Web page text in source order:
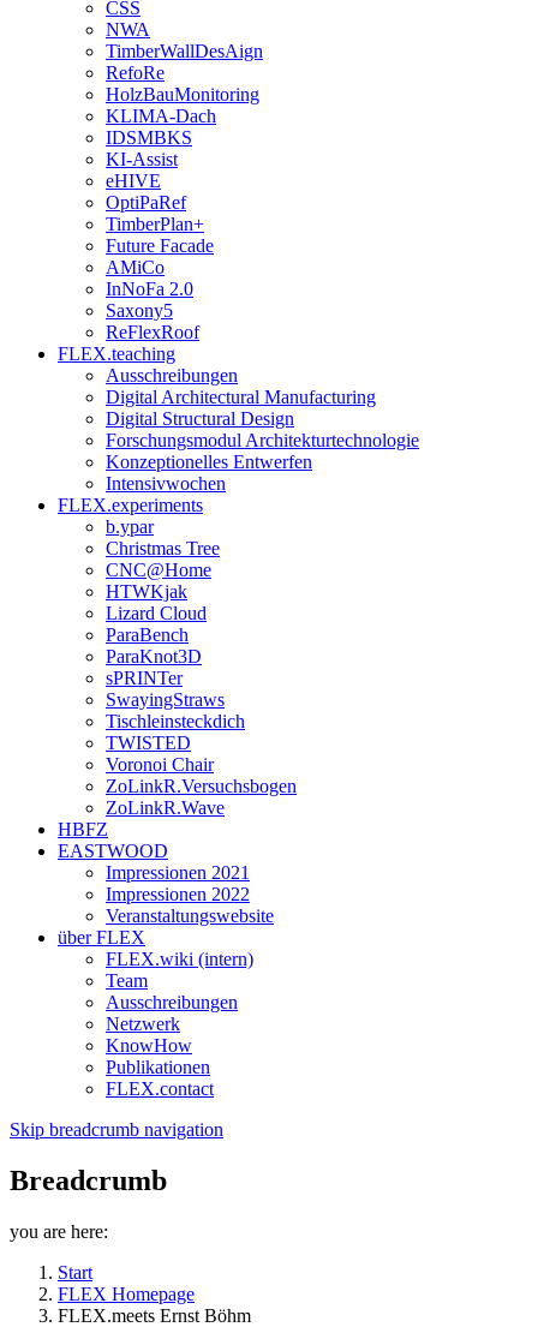
CSS
NWA
TimberWallDesAign
RefoRe
HolzBauMonitoring
KLIMA-Dach
IDSMBKS
KI-Assist
eHIVE
OptiPaRef
TimberPlan+
Future Facade
AMiCo
InNoFa 2.0
Saxony5
ReFlexRoof
FLEX.teaching
Ausschreibungen
Digital Architectural Manufacturing
Digital Structural Design
Forschungsmodul Architekturtechnologie
Konzeptionelles Entwerfen
Intensivwochen
FLEX.experiments
b.ypar
Christmas Tree
CNC@Home
HTWKjak
Lizard Cloud
ParaBench
ParaKnot3D
sPRINTer
SwayingStraws
Tischleinsteckdich
TWISTED
Voronoi Chair
ZoLinkR.Versuchsbogen
ZoLinkR.Wave
HBFZ
EASTWOOD
Impressionen 2021
Impressionen 2022
Veranstaltungswebsite
über FLEX
FLEX.wiki (intern)
Team
Ausschreibungen
Netzwerk
KnowHow
Publikationen
FLEX.contact
Skip breadcrumb navigation
Breadcrumb
you are here:
Start
FLEX Homepage
FLEX.meets Ernst Böhm